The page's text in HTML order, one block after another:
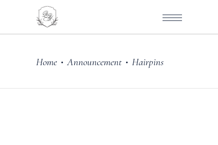
Home • Announcement • Hairpins